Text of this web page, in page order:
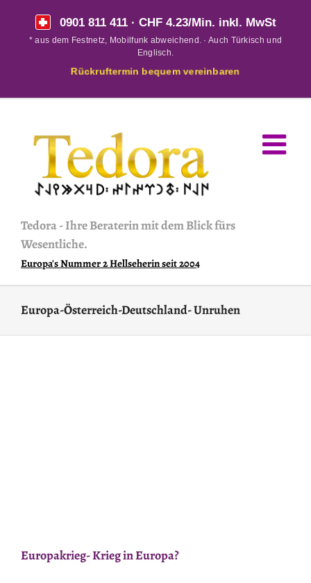
0901 811 411· CHF 4.23/Min. inkl. MwSt
* aus dem Festnetz, Mobilfunk abweichend. · Auch Türkisch und
Englisch.
Rückruftermin bequem vereinbaren
Tedora-Ihre Beraterin mit dem Blick fürs
Wesentliche.
Europa's Nummer 2 Hellseherin seit 2004
Europa-Österreich-Deutschland- Unruhen
Europakrieg- Krieg in Europa?